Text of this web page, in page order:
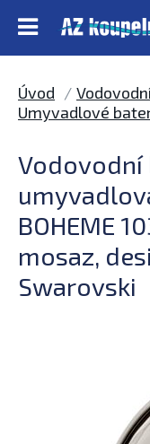
Úvod
Umyvadlové
Vodovodní
BOHEME
mosaz,
Swarovski